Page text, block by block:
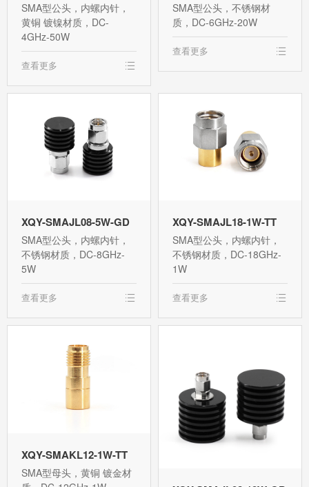
SMA型公头，内螺内针，
黄铜 镀镍材质，DC-
4GHz-50W
查看更多
SMA型公头，不锈钢材
质，DC-6GHz-20W
查看更多
XQY-SMAJL08-5W-GD
SMA型公头，内螺内针，
不锈钢材质，DC-8GHz-
5W
查看更多
XQY-SMAJL18-1W-TT
SMA型公头，内螺内针，
不锈钢材质，DC-18GHz-
1W
查看更多
XQY-SMAKL12-1W-TT
SMA型母头，黄铜 镀金材